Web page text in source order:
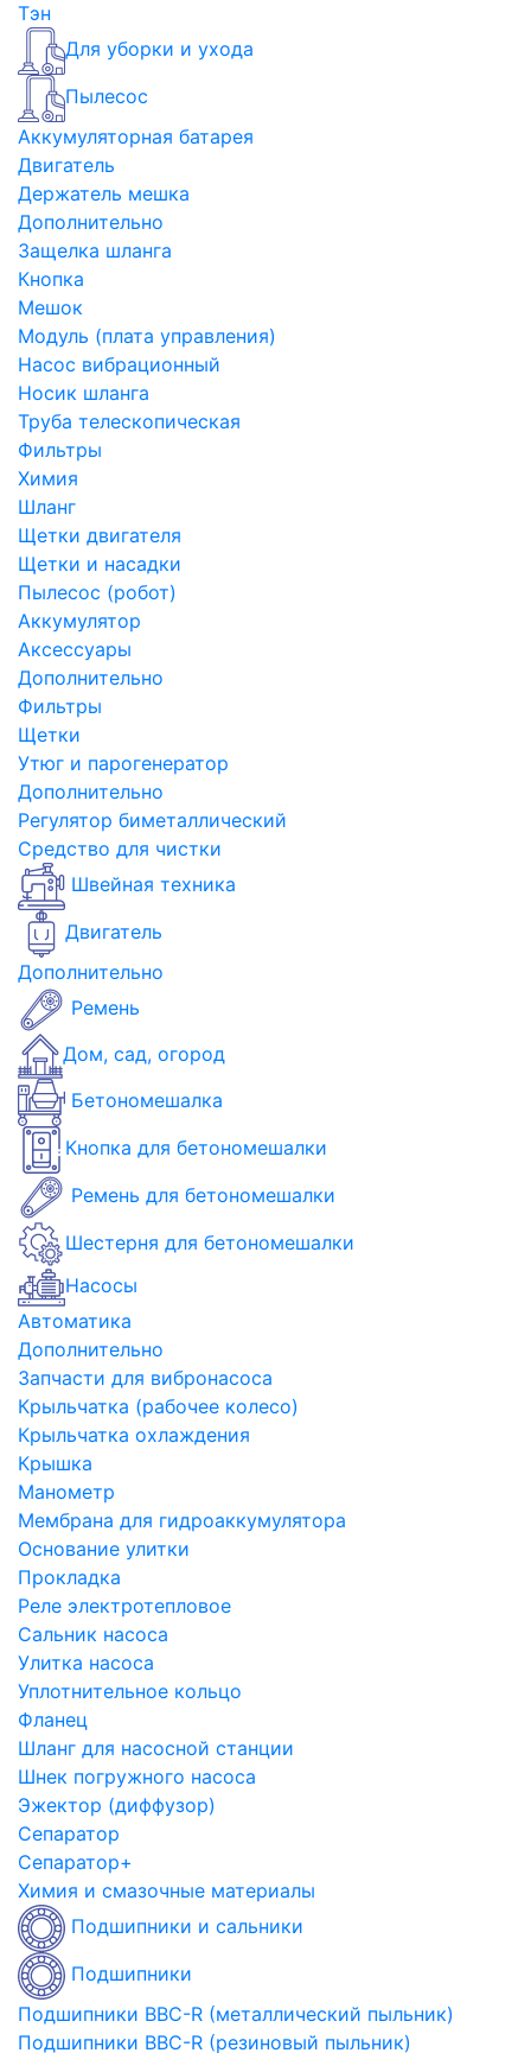
Тэн
Для уборки и ухода
Пылесос
Аккумуляторная батарея
Двигатель
Держатель мешка
Дополнительно
Защелка шланга
Кнопка
Мешок
Модуль (плата управления)
Насос вибрационный
Носик шланга
Труба телескопическая
Фильтры
Химия
Шланг
Щетки двигателя
Щетки и насадки
Пылесос (робот)
Аккумулятор
Аксессуары
Дополнительно
Фильтры
Щетки
Утюг и парогенератор
Дополнительно
Регулятор биметаллический
Средство для чистки
Швейная техника
Двигатель
Дополнительно
Ремень
Дом, сад, огород
Бетономешалка
Кнопка для бетономешалки
Ремень для бетономешалки
Шестерня для бетономешалки
Насосы
Автоматика
Дополнительно
Запчасти для вибронасоса
Крыльчатка (рабочее колесо)
Крыльчатка охлаждения
Крышка
Манометр
Мембрана для гидроаккумулятора
Основание улитки
Прокладка
Реле электротепловое
Сальник насоса
Улитка насоса
Уплотнительное кольцо
Фланец
Шланг для насосной станции
Шнек погружного насоса
Эжектор (диффузор)
Сепаратор
Сепаратор+
Химия и смазочные материалы
Подшипники и сальники
Подшипники
Подшипники BBC-R (металлический пыльник)
Подшипники BBC-R (резиновый пыльник)